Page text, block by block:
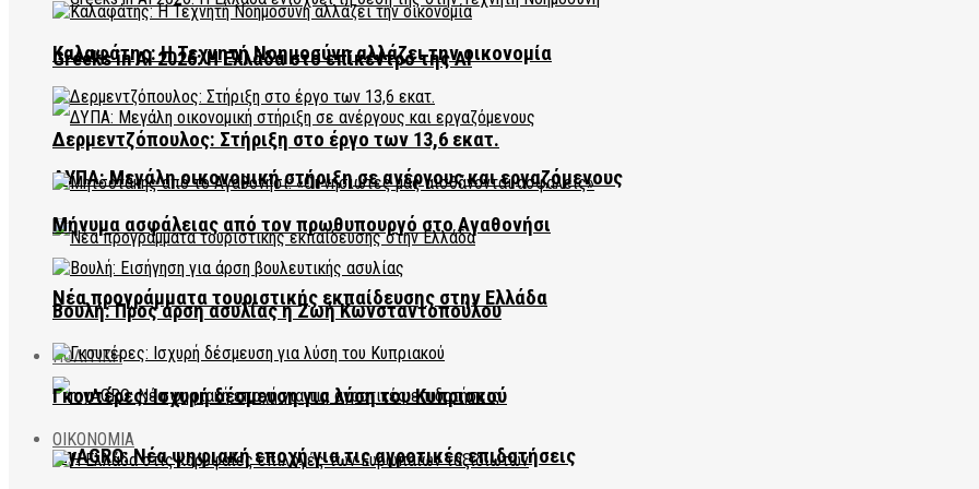
Greeks in AI 2026: Η Ελλάδα στο επίκεντρο της AI
ΔΥΠΑ: Μεγάλη οικονομική στήριξη σε ανέργους και εργαζόμενους
Νέα προγράμματα τουριστικής εκπαίδευσης στην Ελλάδα
ΠΟΛΙΤΙΚΗ
myAGRO: Νέα ψηφιακή εποχή για τις αγροτικές επιδοτήσεις
Καλαφάτης: Η Τεχνητή Νοημοσύνη αλλάζει την οικονομία
Δερμεντζόπουλος: Στήριξη στο έργο των 13,6 εκατ.
Μήνυμα ασφάλειας από τον πρωθυπουργό στο Αγαθονήσι
Βουλή: Προς άρση ασυλίας η Ζωή Κωνσταντοπούλου
Γκουτέρες: Ισχυρή δέσμευση για λύση του Κυπριακού
ΟΙΚΟΝΟΜΙΑ